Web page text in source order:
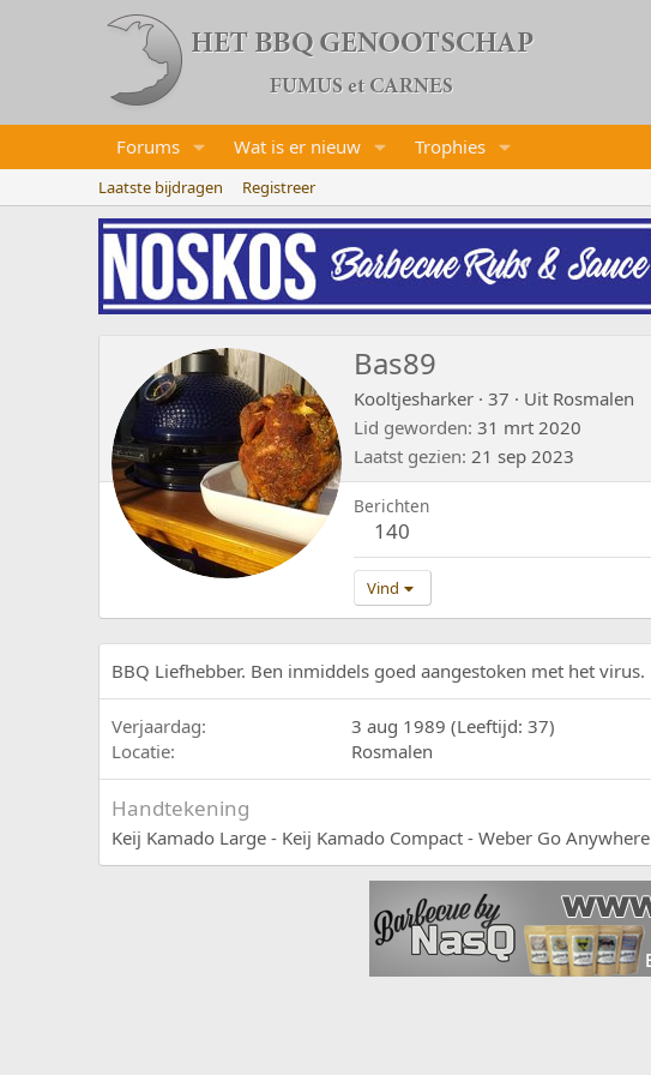
Forums Wat is er nieuw Trophies
Laatste bijdragen Registreer
Bas89
Kooltjesharker · 37 · Uit Rosmalen
Lid geworden 31 mrt 2020
Laatst gezien 21 sep 2023
Berichten
140
Vind
BBQ Liefhebber. Ben inmiddels goed aangestoken met het virus.
Verjaardag
3 aug 1989 (Leeftijd: 37)
Locatie
Rosmalen
Handtekening
Keij Kamado Large - Keij Kamado Compact - Weber Go Anywhere